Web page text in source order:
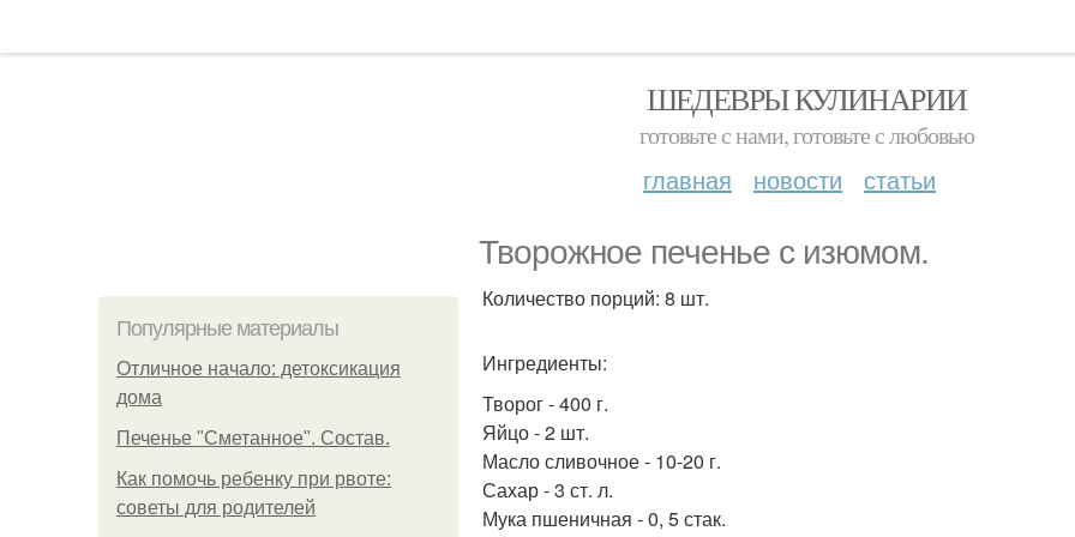
ШЕДЕВРЫ КУЛИНАРИИ
готовьте с нами, готовьте с любовью
главная новости статьи
Творожное печенье с изюмом.
Популярные материалы
Отличное начало: детоксикация
дома
Печенье "Сметанное". Состав.
Как помочь ребенку при рвоте:
советы для родителей
Количество порций: 8 шт.
Ингредиенты:
Творог - 400 г.
Яйцо - 2 шт.
Масло сливочное - 10-20 г.
Сахар - 3 ст. л.
Мука пшеничная - 0, 5 стак.